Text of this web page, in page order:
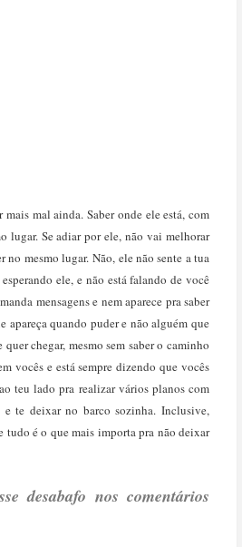
mal ainda. Saber onde ele está, com
lugar. Se adiar por ele, não vai melhorar
no mesmo lugar.Não, ele não sente a tua
ele, e não está falando de você
mensagens e nem aparece pra saber
apareça quando puder e não alguém que
chegar, mesmo sem saber o caminho
vocês e está sempre dizendo que vocês
teu lado pra realizar vários planos com
e te deixar no barco sozinha. Inclusive,
tudo é o que mais importa pra não deixar
desabafo nos comentários